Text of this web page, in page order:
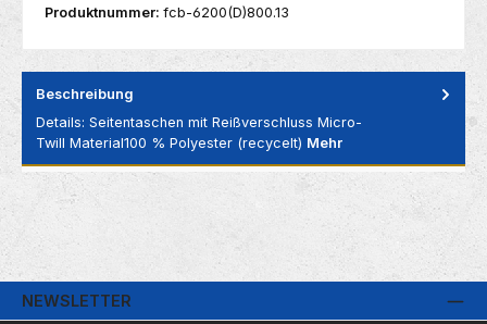
Produktnummer: fcb-6200(D)800.13
Beschreibung
Details: Seitentaschen mit Reißverschluss Micro-
Twill Material100 % Polyester (recycelt) Mehr
NEWSLETTER